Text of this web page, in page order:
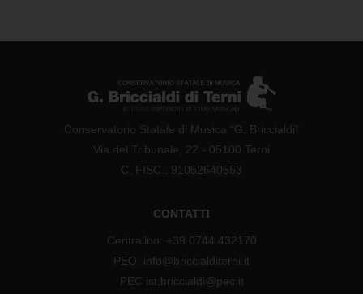
Conservatorio Statale di Musica "G. Briccialdi"
Via del Tribunale, 22 - 05100 Terni
C. FISC.: 91052640553
CONTATTI
Centralino: +39.0744.432170
PEO: info@briccialditerni.it
PEC ist.briccialdi@pec.it